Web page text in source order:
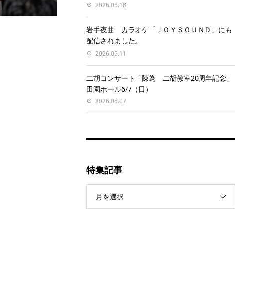
2026.05.18
岩手夜曲 カラオケ「ＪＯＹＳＯＵＮＤ」にも
配信されました。
2026.05.11
二胡コンサート「陳為 二胡教室20周年記念」
田園ホール6/7（日）
2026.05.07
特集記事
月を選択